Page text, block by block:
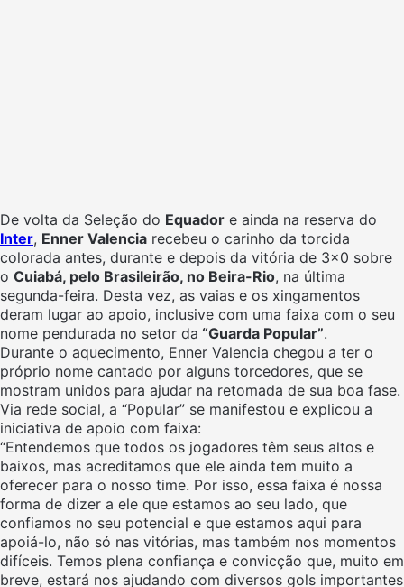
De volta da Seleção do Equador e ainda na reserva do
Inter, Enner Valencia recebeu o carinho da torcida
colorada antes, durante e depois da vitória de 3×0 sobre
o Cuiabá, pelo Brasileirão, no Beira-Rio, na última
segunda-feira. Desta vez, as vaias e os xingamentos
deram lugar ao apoio, inclusive com uma faixa com o seu
nome pendurada no setor da “Guarda Popular”.
Durante o aquecimento, Enner Valencia chegou a ter o
próprio nome cantado por alguns torcedores, que se
mostram unidos para ajudar na retomada de sua boa fase.
Via rede social, a “Popular” se manifestou e explicou a
iniciativa de apoio com faixa:
“Entendemos que todos os jogadores têm seus altos e
baixos, mas acreditamos que ele ainda tem muito a
oferecer para o nosso time. Por isso, essa faixa é nossa
forma de dizer a ele que estamos ao seu lado, que
confiamos no seu potencial e que estamos aqui para
apoiá-lo, não só nas vitórias, mas também nos momentos
difíceis. Temos plena confiança e convicção que, muito em
breve, estará nos ajudando com diversos gols importantes